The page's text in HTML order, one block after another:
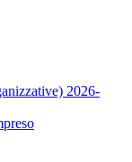
2026-